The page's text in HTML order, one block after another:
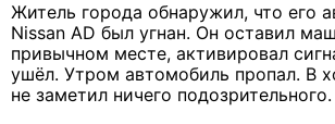
Житель города обнаружил, что его
Nissan AD был угнан. Он оставил
привычном месте, активировал
ушёл. Утром автомобиль пропал. В
не заметил ничего подозрительного.